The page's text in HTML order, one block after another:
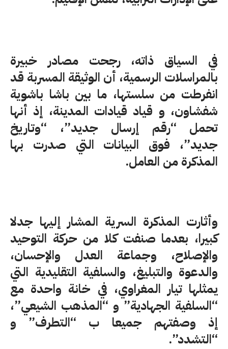
في السياق ذاته، رجحت مصادر خبيرة
بالمراسلات الرسمية، أن الوثيقة المسربة قد
انفرطت من سلستها، ما بين باشا باشوية
شفشاون، و قياد قيادات المدينة، إذ أنها
تحمل “رقم إرسال جديد”، “وتاريخ
جديد”، فوق البيانات التي صدرت بها
المذكرة من العامل.
وأثارت المذكرة السرية المشار إليها جدلا
كبيرا، بعدما صنفت كلا من حركة التوحيد
والإصلاح، وجماعة العدل والإحسان،
والدعوة والتبليغ، والسلفية التقليدية التي
يمثلها تيار المغراوي، في خانة واحدة مع
“السلفية الجهادية” و “المذهب الشيعي”،
إذ وصفتهم جميعا ب “التطرف” و
“التشدد”.